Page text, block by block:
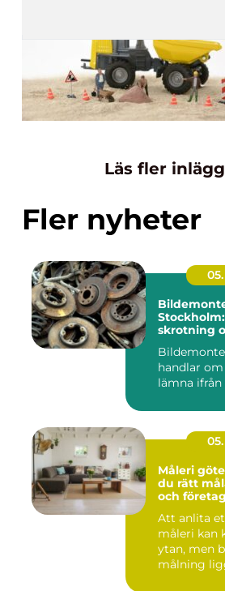
Läs fler
Fler nyheter
skrotning
handlar
lämna ifrån
Måleri göteborg
du rätt
och företag
Att anlita
måleri kan
ytan, men
målning